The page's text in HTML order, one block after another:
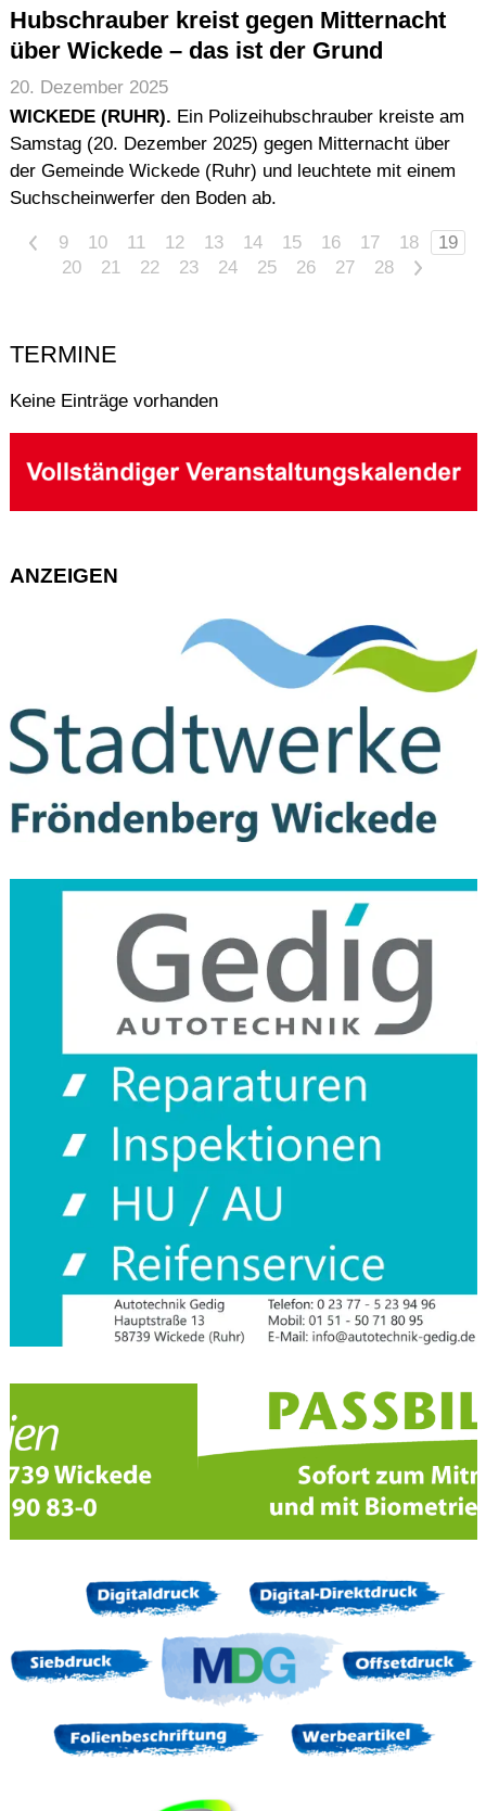
Hubschrauber kreist gegen Mitternacht
über Wickede – das ist der Grund
20. Dezember 2025
WICKEDE (RUHR). Ein Polizeihubschrauber kreiste am
Samstag (20. Dezember 2025) gegen Mitternacht über
der Gemeinde Wickede (Ruhr) und leuchtete mit einem
Suchscheinwerfer den Boden ab.
< 9 10 11 12 13 14 15 16 17 18
19
20
21 22 23 24 25 26 27 28 >
TERMINE
Keine Einträge vorhanden
ANZEIGEN